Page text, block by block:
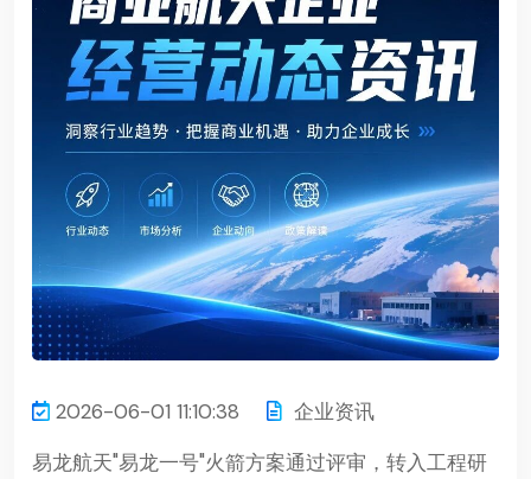
2026-06-01 11:10:38
企业资讯
易龙航天"易龙一号"火箭方案通过评审，转入工程研